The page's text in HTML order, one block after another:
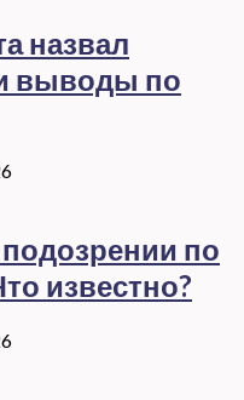
назвал
выводы по
по
известно?